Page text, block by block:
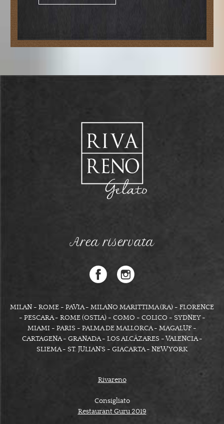
Area riservata
MILAN - ROME - PAVIA - MILANO MARITTIMA (RA) - FLORENCE
- PESCARA - ROME (OSTIA) - COMO - COLICO - SYDNEY -
MIAMI - PARIS - PALMA DE MALLORCA - MAGALUF -
CARTAGENA - GRANADA - LOS ALCÁZARES - VALENCIA -
SLIEMA - ST. JULIAN'S - GIACARTA - NEW YORK
Rivareno
Consigliato
Restaurant Guru 2019